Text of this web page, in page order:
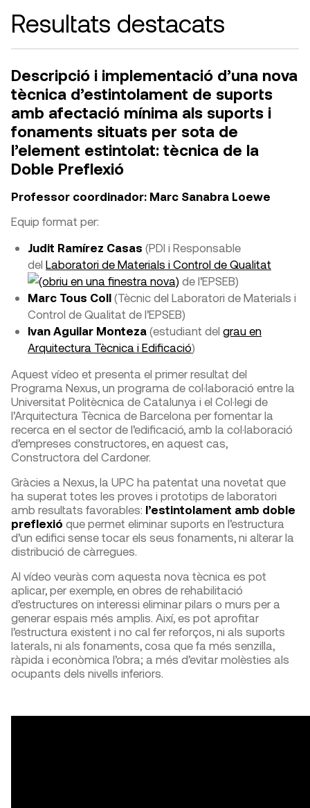
Resultats destacats
Descripció i implementació d’una nova
tècnica d’estintolament de suports
amb afectació mínima als suports i
fonaments situats per sota de
l’element estintolat: tècnica de la
Doble Preflexió
Professor coordinador: Marc Sanabra Loewe
Equip format per:
Judit Ramírez Casas (PDI i Responsable
del Laboratori de Materials i Control de Qualitat
de l’EPSEB)
Marc Tous Coll (Tècnic del Laboratori de Materials i
Control de Qualitat de l’EPSEB)
Ivan Aguilar Monteza (estudiant del grau en
Arquitectura Tècnica i Edificació)
Aquest vídeo et presenta el primer resultat del
Programa Nexus, un programa de col·laboració entre la
Universitat Politècnica de Catalunya i el Col·legi de
l’Arquitectura Tècnica de Barcelona per fomentar la
recerca en el sector de l’edificació, amb la col·laboració
d’empreses constructores, en aquest cas,
Constructora del Cardoner.
Gràcies a Nexus, la UPC ha patentat una novetat que
ha superat totes les proves i prototips de laboratori
amb resultats favorables: l’estintolament amb doble
preflexió que permet eliminar suports en l’estructura
d’un edifici sense tocar els seus fonaments, ni alterar la
distribució de càrregues.
Al vídeo veuràs com aquesta nova tècnica es pot
aplicar, per exemple, en obres de rehabilitació
d’estructures on interessi eliminar pilars o murs per a
generar espais més amplis. Així, es pot aprofitar
l’estructura existent i no cal fer reforços, ni als suports
laterals, ni als fonaments, cosa que fa més senzilla,
ràpida i econòmica l’obra; a més d’evitar molèsties als
ocupants dels nivells inferiors.